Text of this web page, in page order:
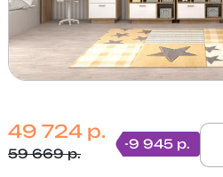
49 724 р.
59 669 р.
-9 945 р.